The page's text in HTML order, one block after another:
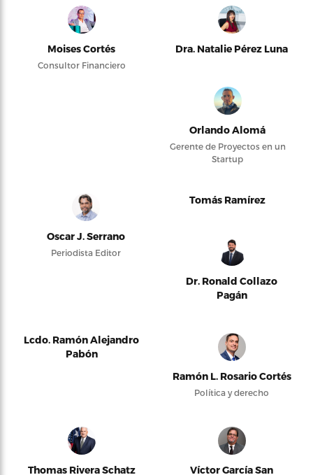
Moises Cortés
Consultor Financiero
Dra. Natalie Pérez Luna
Orlando Alomá
Gerente de Proyectos en un
Startup
Oscar J. Serrano
Periodista Editor
Tomás Ramírez
Dr. Ronald Collazo
Pagán
Lcdo. Ramón Alejandro
Pabón
Ramón L. Rosario Cortés
Política y derecho
Thomas Rivera Schatz
Víctor García San